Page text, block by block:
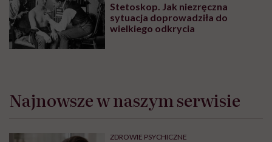
Stetoskop. Jak niezręczna
sytuacja doprowadziła do
wielkiego odkrycia
Najnowsze w naszym serwisie
ZDROWIE PSYCHICZNE